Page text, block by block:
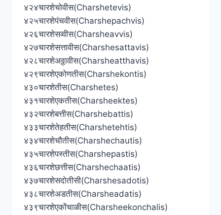
४२४चारशेचोवीस(Charshetevis)
४२५चारशेपंचवीस(Charshepachvis)
४२६चारशेसव्वीस(Charsheavvis)
४२७चारशेसत्तावीस(Charshesattavis)
४२८चारशेअठ्ठावीस(Charsheatthavis)
४२९चारशेएकोणतीस(Charshekontis)
४३०चारशेतीस(Charshetes)
४३१चारशेएकतीस(Charsheektes)
४३२चारशेबत्तीस(Charshebattis)
४३३चारशेतेहतीस(Charshetehtis)
४३४चारशेचौतीस(Charshechautis)
४३५चारशेपस्तीस(Charshepastis)
४३६चारशेछत्तीस(Charshechaatis)
४३७चारशेसदोतीसी(Charshesadotis)
४३८चारशेअडतीस(Charsheadatis)
४३९चारशेएकोंचाळीस(Charsheekonchalis)